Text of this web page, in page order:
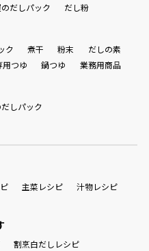
だしパック だし粉
ク 煮干 粉末
だしの素
用つゆ 鍋つゆ 業務用商品
しパック
主菜レシピ
汁物レシピ
割烹白だしレシピ